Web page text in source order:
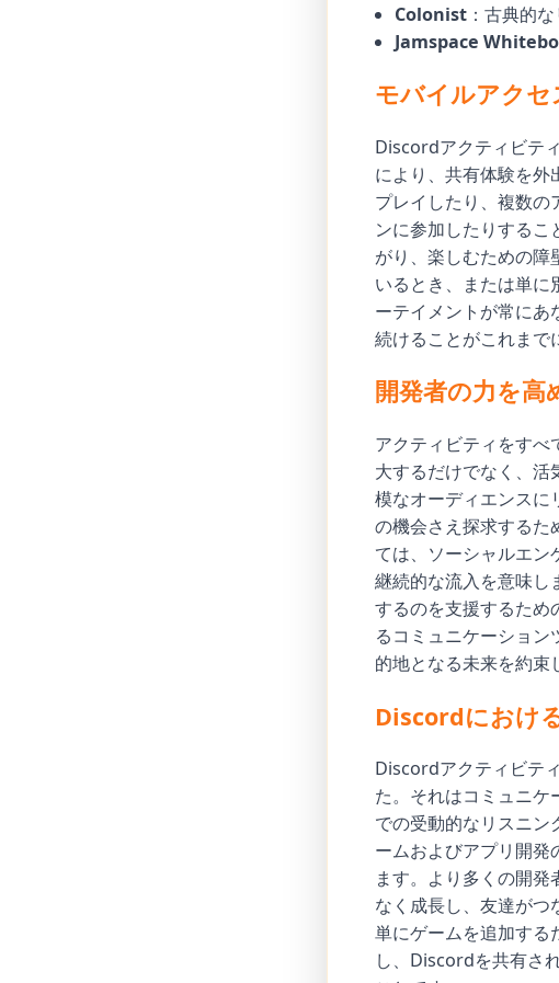
Colonist：古典的な
Jamspace
モバイルアク
Discordアクティビテ
により、共有体験を
プレイしたり、複数
ンに参加したりする
がり、楽しむための障
いるとき、または単に
ーテイメントが常にあ
続けることがこれまで
開発者の力を高
アクティビティをす
大するだけでなく、活
模なオーディエンスに
の機会さえ探求するた
ては、ソーシャルエ
継続的な流入を意味し
するのを支援するた
るコミュニケーショ
的地となる未来を約束
Discordにおけ
Discordアクティビテ
た。それはコミュニケ
での受動的なリスニ
ームおよびアプリ開発
ます。より多くの開
なく成長し、友達がつ
単にゲームを追加する
し、Discordを共有さ